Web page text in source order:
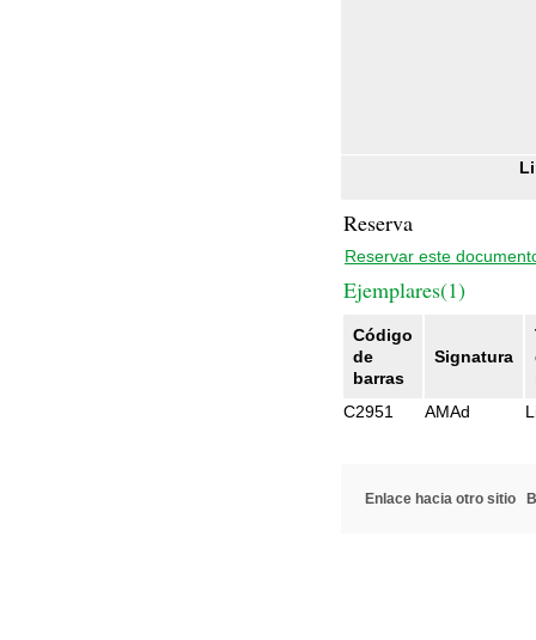
Reserva
Reservar este
Ejemplares(1)
Código
de
barras
Signatura
C2951
AMAd
Enlace hacia otro sitio